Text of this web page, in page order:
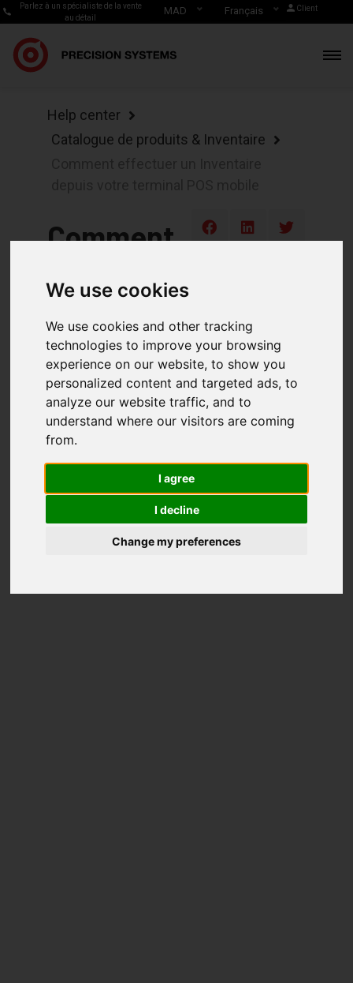
We use cookies
We use cookies and other tracking
technologies to improve your browsing
experience on our website, to show you
personalized content and targeted ads, to
analyze our website traffic, and to
understand where our visitors are coming
from.
I agree
I decline
Change my preferences
Parlez à un spécialiste de la vente
au détail
MAD Français Client
Help center
Catalogue de produits & Inventaire
Comment
effectuer
un
Inventaire
depuis
votre
terminal
POS
mobile